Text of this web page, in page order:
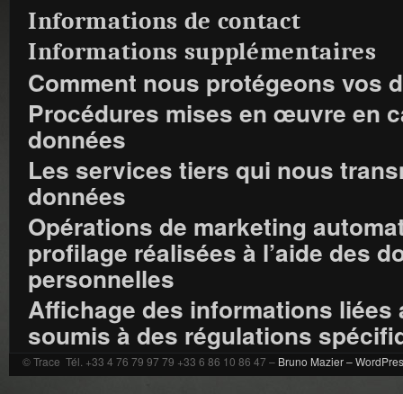
Informations de contact
Informations supplémentaires
Comment nous protégeons vos
Procédures mises en œuvre en
données
Les services tiers qui nous
données
Opérations de marketing
profilage réalisées à l’aide des
personnelles
Affichage des informations liées
soumis à des régulations
© Trace Tél. +33 4 76 79 97 79 +33 6 86 10 86 47 – Bruno Mazier –